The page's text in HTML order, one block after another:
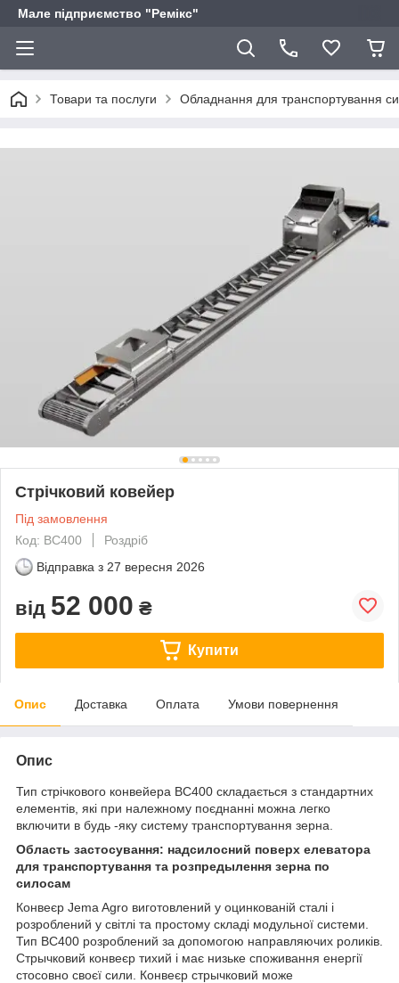
Мале підприємство "Ремікс"
Товари та послуги Обладнання для транспортування
Стрічковий ковейер
Під замовлення
Код: ВС400
Роздріб
Відправка з 27 вересня 2026
від 52 000 ₴
Купити
Опис Доставка Оплата Умови повернення
Опис
Тип стрічкового конвейера BC400 складається з стандартних
елементів, які при належному поєднанні можна легко
включити в будь -яку систему транспортування зерна.
Область застосування: надсилосний поверх елеватора
для транспортування та розпредылення зерна по
силосам
Конвеєр Jema Agro виготовлений у оцинкованій сталі і
розроблений у світлі та простому складі модульної системи.
Тип BC400 розроблений за допомогою направляючих роликів.
Стрычковий конвеєр тихий і має низьке споживання енергії
стосовно своєї сили. Конвеєр стрычковий може